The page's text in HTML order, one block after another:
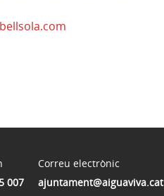
007
Correu electrònic
ajuntament@aiguaviva.cat